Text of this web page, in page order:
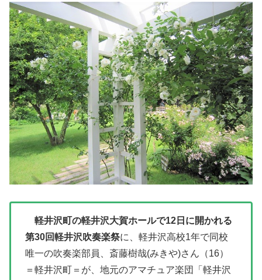
軽井沢町の軽井沢大賀ホールで12日に開かれる
第30回軽井沢吹奏楽祭に、軽井沢高校1年で同校
唯一の吹奏楽部員、斎藤樹哉(みきや)さん（16）
＝軽井沢町＝が、地元のアマチュア楽団「軽井沢